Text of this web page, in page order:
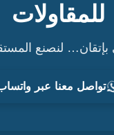
للمقاولات
بإتقان… لنصنع
تواصل معنا عبر